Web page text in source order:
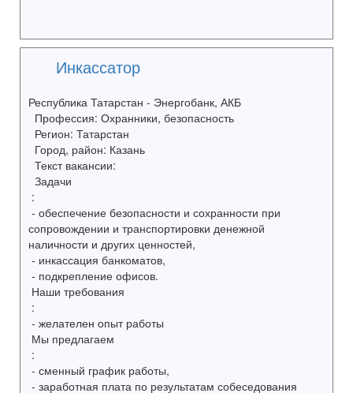
Инкассатор
Республика Татарстан - Энергобанк, АКБ
Профессия: Охранники, безопасность
Регион: Татарстан
Город, район: Казань
Текст вакансии:
Задачи
:
- обеспечение безопасности и сохранности при
сопровождении и транспортировки денежной
наличности и других ценностей,
- инкассация банкоматов,
- подкрепление офисов.
Наши требования
:
- желателен опыт работы
Мы предлагаем
:
- сменный график работы,
- заработная плата по результатам собеседования